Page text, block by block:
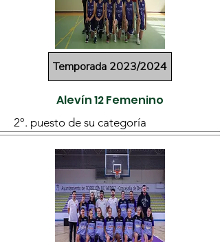
Temporada 2023/2024
Alevín 12 Femenino
2º. puesto de su categoría